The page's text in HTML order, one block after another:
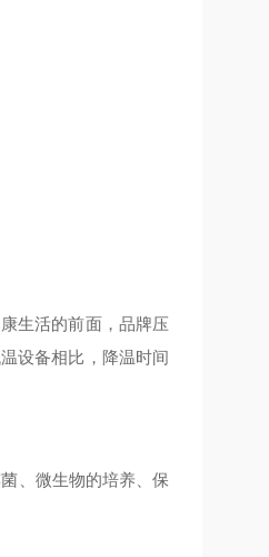
生活的前面，品牌压
设备相比，降温时间
、微生物的培养、保